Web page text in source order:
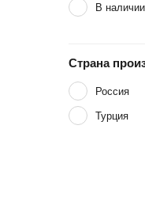
В наличии
Страна
Россия
Турция